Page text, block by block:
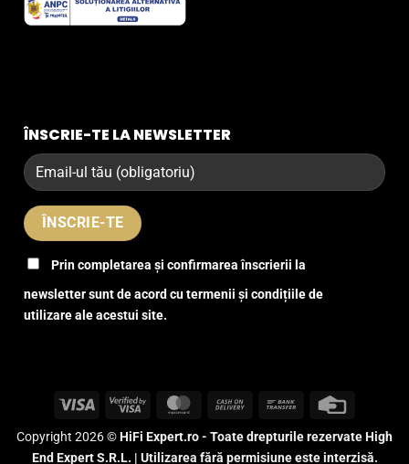
ÎNSCRIE-TE LA NEWSLETTER
Prin completarea și confirmarea înscrierii la
newsletter sunt de acord cu termenii și condițiile de
utilizare ale acestui site.
Visa
Visa
MasterCardCash
Delivery
Bank
Copyright 2026 ©HiFi Expert.ro - Toate drepturile rezervate High
End Expert S.R.L. | Utilizarea fără permisiune este interzisă.